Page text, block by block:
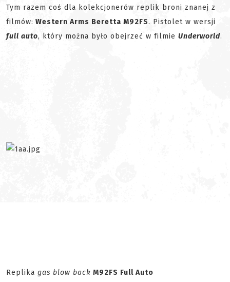
Tym razem coś dla kolekcjonerów replik broni znanej z
filmów: Western Arms Beretta M92FS. Pistolet w wersji
full auto, który można było obejrzeć w filmie Underworld.
Replika gas blow back M92FS Full Auto